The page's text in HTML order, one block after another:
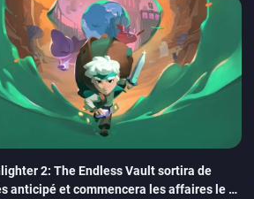
2: The Endless Vault sortira de
anticipé et commencera les affaires le 2